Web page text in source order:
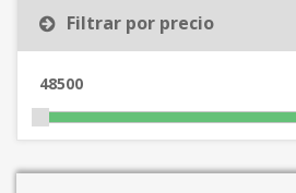
Filtrar por precio
48500